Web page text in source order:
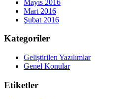
Mayıs 2016
Mart 2016
Şubat 2016
Kategoriler
Geliştirilen Yazılımlar
Genel Konular
Etiketler